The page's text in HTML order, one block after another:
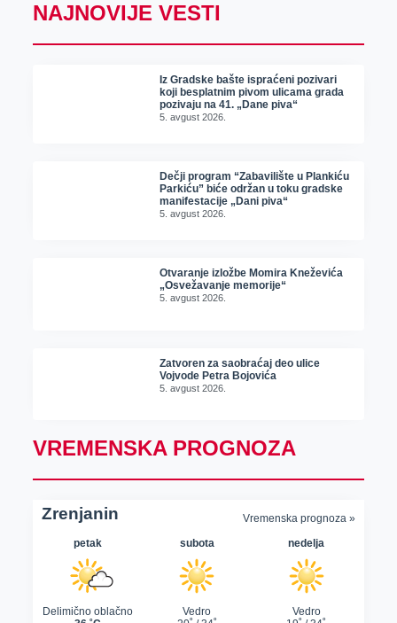
NAJNOVIJE VESTI
Iz Gradske bašte ispraćeni pozivari
koji besplatnim pivom ulicama grada
pozivaju na 41. „Dane piva“
5. avgust 2026.
Dečji program “Zabavilište u Plankiću
Parkiću” biće održan u toku gradske
manifestacije „Dani piva“
5. avgust 2026.
Otvaranje izložbe Momira Kneževića
„Osvežavanje memorije“
5. avgust 2026.
Zatvoren za saobraćaj deo ulice
Vojvode Petra Bojovića
5. avgust 2026.
VREMENSKA PROGNOZA